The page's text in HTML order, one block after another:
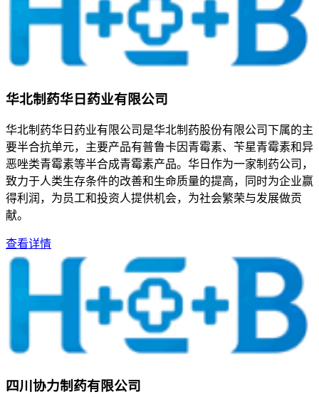
华北制药华日药业有限公司
华北制药华日药业有限公司是华北制药股份有限公司下属的主
要半合抗单元，主要产品有普鲁卡因青霉素、苄星青霉素和异
恶唑类青霉素等半合成青霉素产品。华日作为一家制药公司，
致力于人类生存条件的改善和生命质量的提高，同时为企业赢
得利润，为员工和投资人提供机会，为社会繁荣与发展做贡
献。
查看详情
四川协力制药有限公司